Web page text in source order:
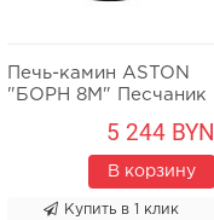
Печь-камин ASTON
"БОРН 8М" Песчаник
5 244 BYN
В корзину
Купить в 1 клик